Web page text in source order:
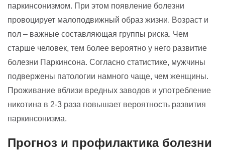
паркинсонизмом. При этом появление болезни
провоцирует малоподвижный образ жизни. Возраст и
пол – важные составляющая группы риска. Чем
старше человек, тем более вероятно у него развитие
болезни Паркинсона. Согласно статистике, мужчины
подвержены патологии намного чаще, чем женщины.
Проживание вблизи вредных заводов и употребление
никотина в 2-3 раза повышает вероятность развития
паркинсонизма.
Прогноз и профилактика болезни